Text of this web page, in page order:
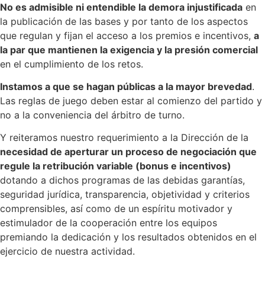
No es admisible ni entendible la demora injustificada en
la publicación de las bases y por tanto de los aspectos
que regulan y fijan el acceso a los premios e incentivos, a
la par que mantienen la exigencia y la presión comercial
en el cumplimiento de los retos.
Instamos a que se hagan públicas a la mayor brevedad.
Las reglas de juego deben estar al comienzo del partido y
no a la conveniencia del árbitro de turno.
Y reiteramos nuestro requerimiento a la Dirección de la
necesidad de aperturar un proceso de negociación que
regule la retribución variable (bonus e incentivos)
dotando a dichos programas de las debidas garantías,
seguridad jurídica, transparencia, objetividad y criterios
comprensibles, así como de un espíritu motivador y
estimulador de la cooperación entre los equipos
premiando la dedicación y los resultados obtenidos en el
ejercicio de nuestra actividad.